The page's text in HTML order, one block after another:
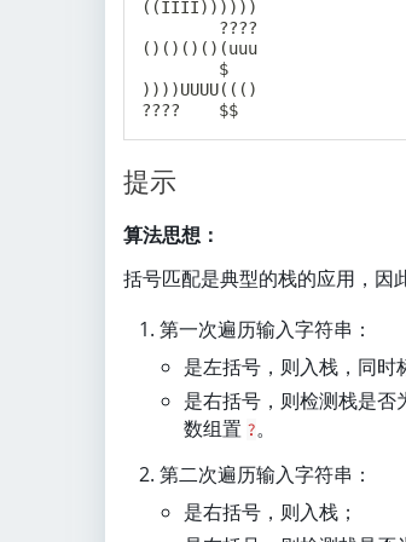
((IIII))))))
        ????
()()()()(uuu
        $
))))UUUU((()
提示
算法思想：
括号匹配是典型的栈的应用，因
第一次遍历输入字符串：
是左括号，则入栈，同时
是右括号，则检测栈是
数组置 ?。
第二次遍历输入字符串：
是右括号，则入栈；